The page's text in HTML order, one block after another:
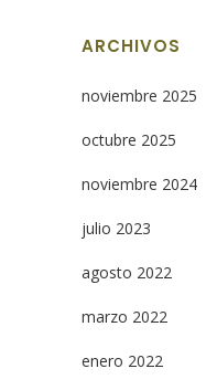
ARCHIVOS
noviembre 2025
octubre 2025
noviembre 2024
julio 2023
agosto 2022
marzo 2022
enero 2022